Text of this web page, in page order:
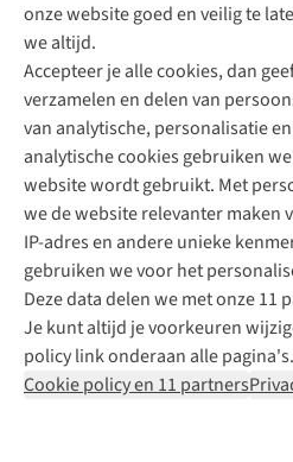
onze website goed en veilig te
we altijd.
Accepteer je alle cookies, dan
verzamelen en delen van
van analytische, personalisatie
analytische cookies gebruiken
website wordt gebruikt. Met
we de website relevanter maken
IP-adres en andere unieke
gebruiken we voor het
Deze data delen we met onze 11
Je kunt altijd je voorkeuren
policy link onderaan alle pagina's.
Cookie policy en 11 partners
Direct advies van een
+31 (0)85 888 50 88
+31 6 12 28 49 80
Contactformulier